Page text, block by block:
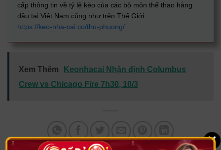
cấp thông tin về tỷ lệ kèo của các bộ môn thể thao hàng
đầu tại Việt Nam cũng như trên Thế Giới.
https://keo-nha-cai.co/thu-phuong/
Xem Thêm
Keonhacai Nhận định Columbus
Crew vs Chicago Fire 7h30, 10/3
×